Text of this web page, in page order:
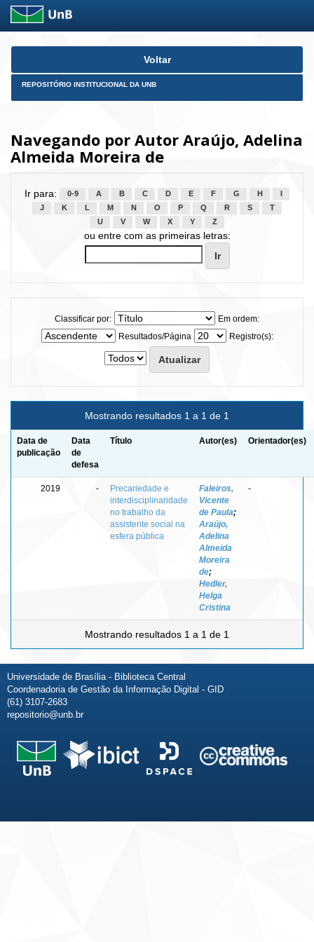
Skip
Voltar
REPOSITÓRIO INSTITUCIONAL DA UNB
Navegando por Autor Araújo, Adelina
Almeida Moreira de
Ir para: 0-9 A B C D E F G H
J
K L M N O P Q R S
T
U
V W X Y Z
ou entre com as primeiras letras:
Classificar por:
Em ordem:
Resultados/Página
Registro(s):
Mostrando resultados 1 a 1 de 1
Data de
publicação
Data
de
defesa
Título Autor(es) Orientador(es)
2019 -
Precariedade e
interdisciplinaridade
no trabalho da
assistente social na
esfera pública
Faleiros,
Vicente
de Paula;
Araújo,
Adelina
Almeida
Moreira
de;
Hedler,
Helga
Cristina
-
Mostrando resultados 1 a 1 de 1
Universidade de Brasília - Biblioteca Central
Coordenadoria de Gestão da Informação Digital - GID
(61) 3107-2683
repositorio@unb.br